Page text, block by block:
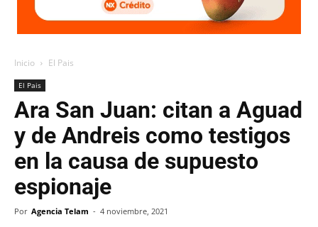
Inicio El Pais
El Pais
Ara San Juan: citan a Aguad
y de Andreis como testigos
en la causa de supuesto
espionaje
Por Agencia Telam - 4 noviembre, 2021